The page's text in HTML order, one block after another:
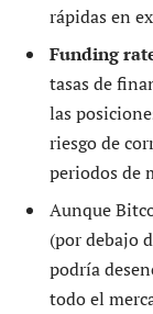
rápidas en
Funding
tasas de
las
riesgo de
periodos de
Aunque
(por debajo
podría
todo el